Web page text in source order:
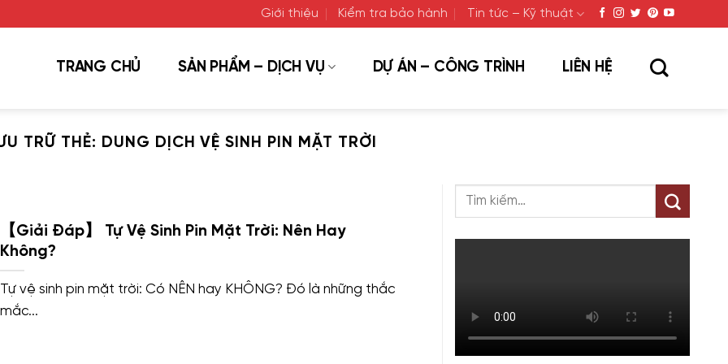
Giới thiệu Kiểm tra bảo hành Tin tức – Kỹ thuật
TRANG CHỦ SẢN PHẨM – DỊCH VỤ DỰ ÁN – CÔNG TRÌNH LIÊN HỆ
TRỮ THẺ: DUNG DỊCH VỆ SINH PIN MẶT TRỜI
【Giải Đáp】 Tự Vệ Sinh Pin Mặt Trời: Nên Hay
Không?
Tự vệ sinh pin mặt trời: Có NÊN hay KHÔNG? Đó là những thắc
mắc...